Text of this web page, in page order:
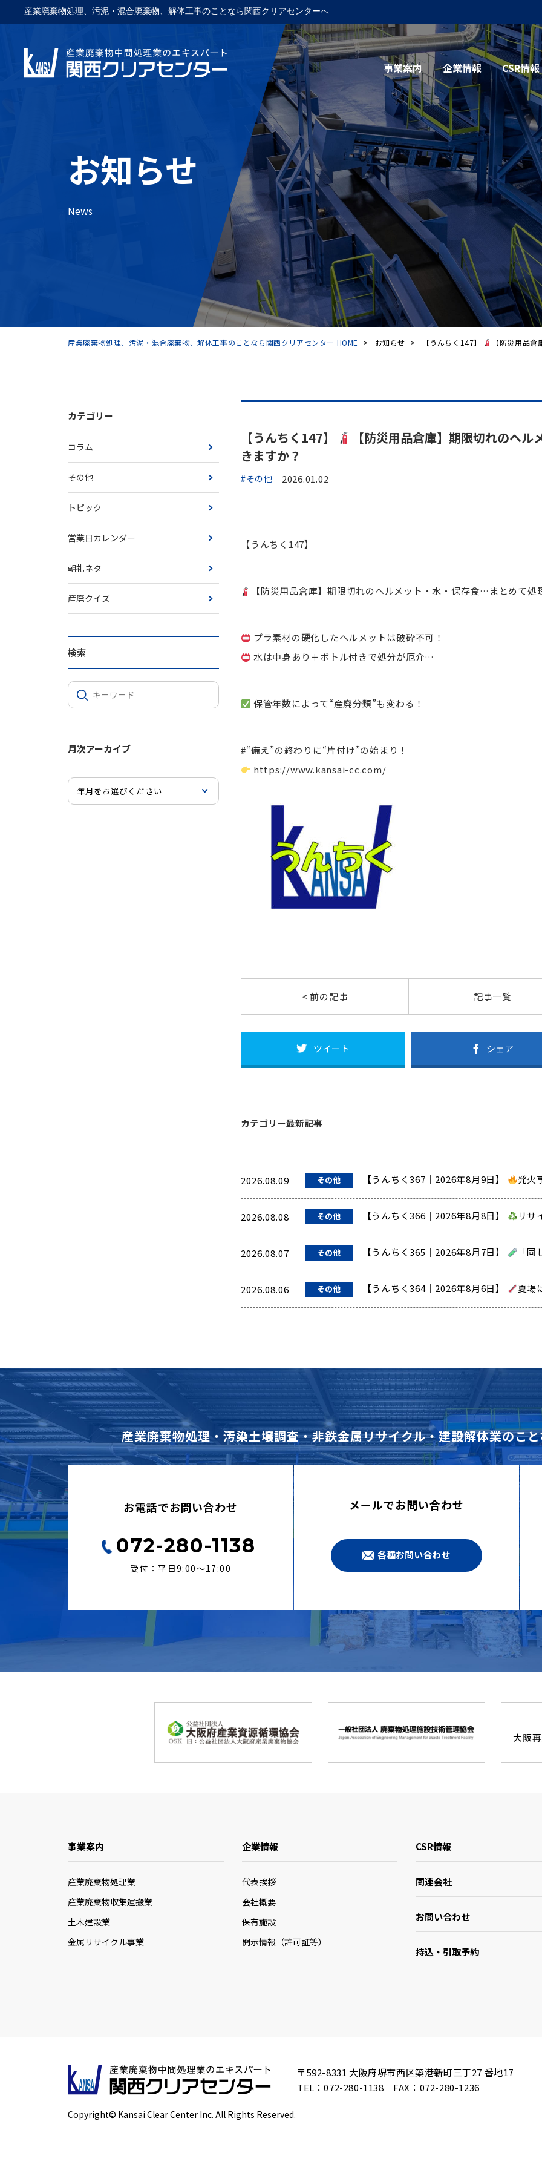
産業廃棄物処理、汚泥・混合廃棄物、解体工事のことなら関西クリアセンターへ
事業案内 企業情報 CSR情報
お知らせ
News
産業廃棄物処理、汚泥・混合廃棄物、解体工事のことなら関西クリアセンター HOME > お知らせ > 【うんちく147】 【防災用品倉
カテゴリー
コラム
その他
トピック
営業日カレンダー
朝礼ネタ
産廃クイズ
検索
月次アーカイブ
【うんちく147】
【防災用品倉庫】期限切れのヘ
きますか？
#その他 2026.01.02
【うんちく147】
【防災用品倉庫】期限切れのヘルメット・水・保存食…まとめて処
プラ素材の硬化したヘルメットは破砕不可！
水は中身あり＋ボトル付きで処分が厄介…
保管年数によって“産廃分類”も変わる！
#“備え”の終わりに“片付け”の始まり！
https://www.kansai-cc.com/
< 前の記事 記事一覧
ツイート シェア
カテゴリー最新記事
2026.08.09 その他 【うんちく367｜2026年8月9日】 発火
2026.08.08 その他 【うんちく366｜2026年8月8日】 リサ
2026.08.07 その他 【うんちく365｜2026年8月7日】 「
2026.08.06 その他 【うんちく364｜2026年8月6日】 夏場
産業廃棄物処理・汚染土壌調査・非鉄金属リサイクル・建設解体業のこ
お電話でお問い合わせ
072-280-1138
受付：平日9:00〜17:00
メールでお問い合わせ
各種お問い合わせ
事業案内
産業廃棄物処理業
産業廃棄物収集運搬業
土木建設業
金属リサイクル事業
企業情報
代表挨拶
会社概要
保有施設
開示情報（許可証等）
CSR情報
関連会社
お問い合わせ
持込・引取予約
〒592-8331 大阪府堺市西区築港新町三丁27 番地17
TEL：072-280-1138 FAX：072-280-1236
Copyright© Kansai Clear Center Inc. All Rights Reserved.